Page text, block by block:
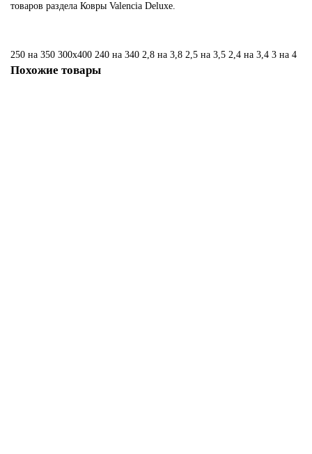
товаров раздела Ковры Valencia Deluxe.
250 на 350 300х400 240 на 340 2,8 на 3,8 2,5 на 3,5 2,4 на 3,4 3 на 4
Похожие товары